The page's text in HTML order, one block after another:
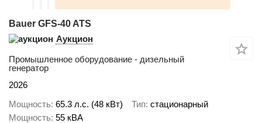
Bauer GFS-40 ATS
Аукцион
Промышленное оборудование - дизельный
генератор
2026
Мощность 65.3 л.с. (48 кВт) Тип стационарный
Мощность 55 кВА